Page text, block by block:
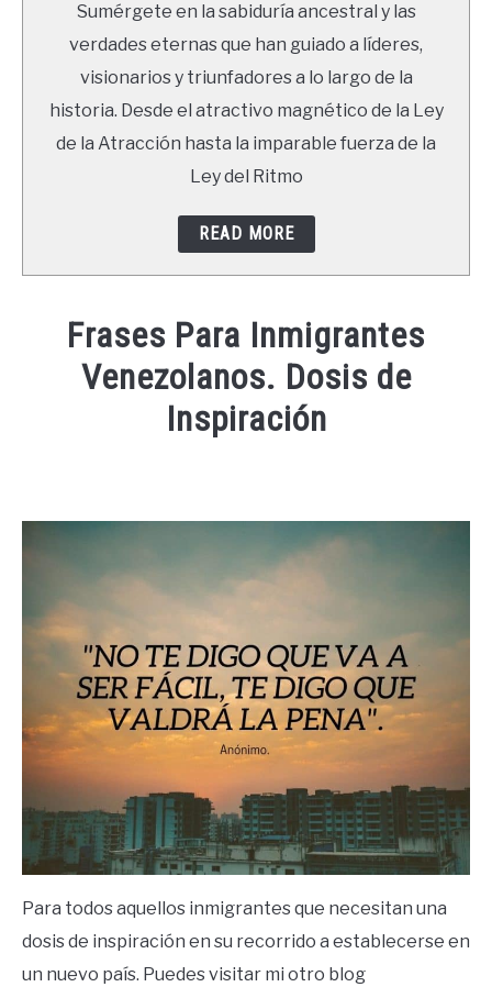
NEWSLETTER
Sumérgete en la sabiduría ancestral y las
verdades eternas que han guiado a líderes,
visionarios y triunfadores a lo largo de la
historia. Desde el atractivo magnético de la Ley
de la Atracción hasta la imparable fuerza de la
Ley del Ritmo
READ MORE
Frases Para Inmigrantes
Venezolanos. Dosis de
Inspiración
Para todos aquellos inmigrantes que necesitan una
dosis de inspiración en su recorrido a establecerse en
un nuevo país. Puedes visitar mi otro blog